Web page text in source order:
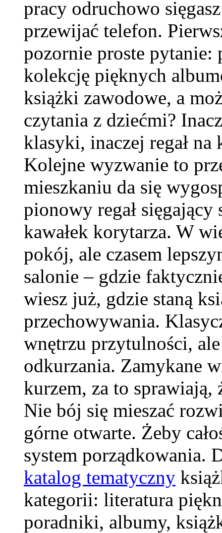
pracy odruchowo
przewijać telefon.
pozornie proste pytanie:
kolekcję pięknych
książki zawodowe, a
czytania z dziećmi?
klasyki, inaczej regał
Kolejne wyzwanie to
mieszkaniu da się
pionowy regał
kawałek korytarza. W
pokój, ale czasem
salonie – gdzie
wiesz już, gdzie staną
przechowywania.
wnętrzu przytulności,
odkurzania. Zamykane
kurzem, za to sprawiają,
Nie bój się mieszać
górne otwarte. Żeby
system porządkowania.
katalog tematyczny
kategorii: literatura
poradniki, albumy,